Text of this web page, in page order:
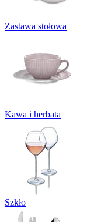
Zastawa stołowa
Kawa i herbata
Szkło